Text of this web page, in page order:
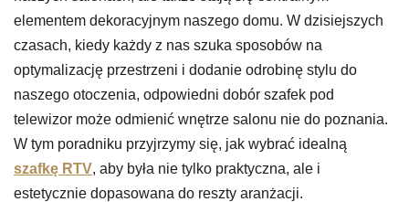
elementem dekoracyjnym naszego domu. W dzisiejszych
czasach, kiedy każdy z nas szuka sposobów na
optymalizację przestrzeni i dodanie odrobinę stylu do
naszego otoczenia, odpowiedni dobór szafek pod
telewizor może odmienić wnętrze salonu nie do poznania.
W tym poradniku przyjrzymy się, jak wybrać idealną
szafkę RTV, aby była nie tylko praktyczna, ale i
estetycznie dopasowana do reszty aranżacji.